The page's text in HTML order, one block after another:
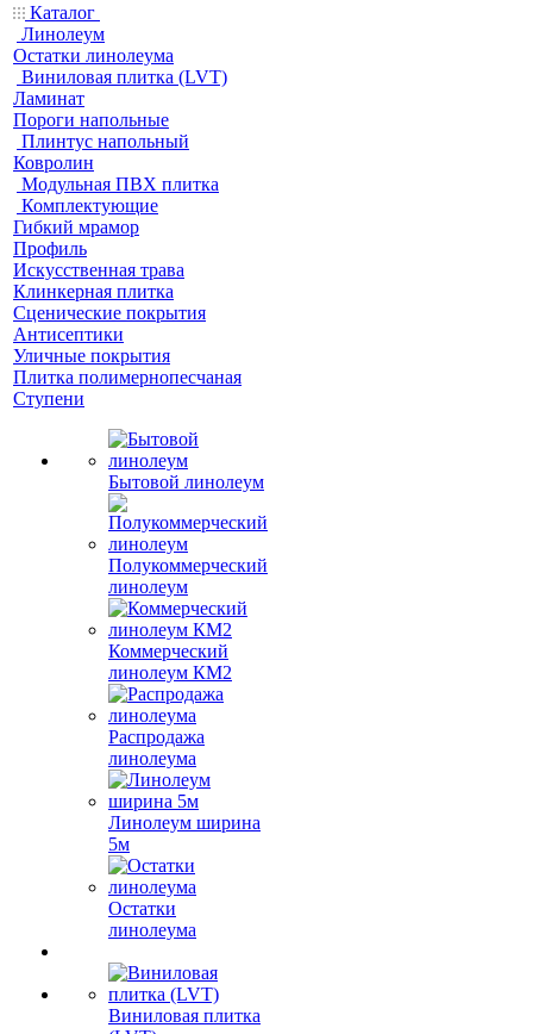
Каталог
Линолеум
Остатки линолеума
Виниловая плитка (LVT)
Ламинат
Пороги напольные
Плинтус напольный
Ковролин
Модульная ПВХ плитка
Комплектующие
Гибкий мрамор
Профиль
Искусственная трава
Клинкерная плитка
Сценические покрытия
Антисептики
Уличные покрытия
Плитка полимернопесчаная
Ступени
Бытовой линолеум
Полукоммерческий
линолеум
Коммерческий
линолеум КМ2
Распродажа
линолеума
Линолеум ширина
5м
Остатки
линолеума
Виниловая плитка